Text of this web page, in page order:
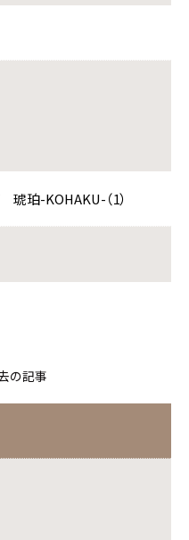
琥珀-KOHAKU-（1）
の記事